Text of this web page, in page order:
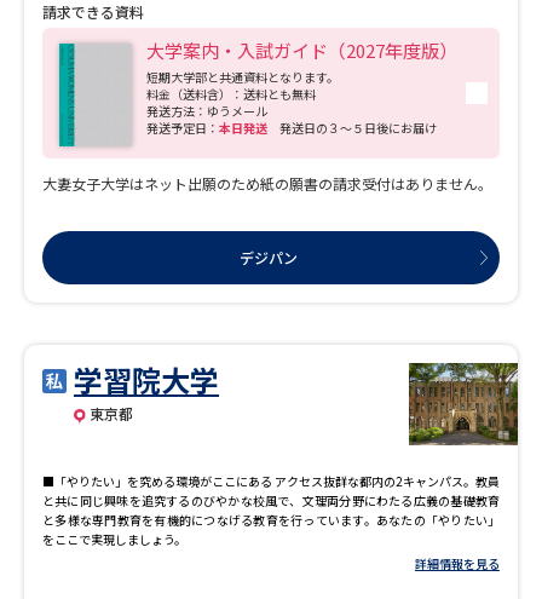
ン学群 「語学×専門分野を合わせて学び、世界につながるキャリアを実現。」
NEW!! トリリンガルトラック内で、学べる言語に「韓国語」が加わります。
（2026年度入学者より） 英語・中国語・日本語・トリリンガル（韓国語）の４つの
言語トラックで、語学力とコミュニケーション能力を集中的に学習。２年次以降は
外国語で開講される授業を通して多様な分野における専門性を獲得し、世界を舞台
に活躍する卒業後のキャリアにつなげます。 ■健康福祉学群 「すべての人の 豊か
な日々を かなえるために」 人々の暮らしに深く寄り添う「健康・スポーツ」「福
祉・心理」「保育」の３領域に、６つの専攻を設置。理論と実践の両方から、専門
的な知識とスキルを磨きます。 ■教育探究科学群 「教育学で磨かれる視点と分析力
で、社会課題にしなやかに向き合う。」 人と人、人と社会の関係性を「教育学」を
ーシップを発揮し、人や組織をつなぎながら、社会課題や膨大な情報に的確に対応
できるファシリテーターをめざします。 ■ビジネスマネジメント学群 「実践で生き
る知識とスキルを、バランスよく身に付ける。」 エアライン、観光、ホスピタリテ
ィ、エンターテイメント、ファッション、美容など、あらゆる業界で生きる知識や
学びます。 人々の暮らしや社会を思いやる、キリスト教精神に基づく愛をビジネス
に取り入れる視点も特色のひとつ。一人ひとりが自分らしい目標を見つけ、その実
現に向けて着実に歩んでいける環境を整えています。 ■芸術文化学群 「すべての学
びと経験は、「表現者」になるために。」 「演劇・ダンス」「音楽」「ビジュア
ル・アーツ」の世界で活躍するための専門性と幅広い感性を、時に専修を横断しな
ば、将来の可能性がさらに広がります。 ■航空学群 「日本で唯一、航空学を専門的
に学べる舞台。」 パイロット、航空管制、航空機管理、空港運営など、航空に関わ
る幅広い専門職を担うスペシャリストを育成しています。航空業界との強い連携を
活かし、大手航空会社をはじめとする第一線で活躍する卒業生を数多く輩出してき
ました。就職活動を後押しする資格取得支援も充実しており、学生一人ひとりのキ
請求できる資料
大学案内・入試ガイド（2027年度版）
短期大学部と共通資料となります。
料金（送料含）：送料とも無料
発送方法：ゆうメール
発送予定日： 本日発送 発送日の３～５日後にお届け
大妻女子大学はネット出願のため紙の願書の請求受付はありません。
デジパン
学習院大学
東京都
■「やりたい」を究める環境がここにある アクセス抜群な都内の2キャンパス。教員
と共に同じ興味を追究するのびやかな校風で、文理両分野にわたる広義の基礎教育
と多様な専門教育を有機的につなげる教育を行っています。あなたの「やりたい」
をここで実現しましょう。
詳細情報を見る